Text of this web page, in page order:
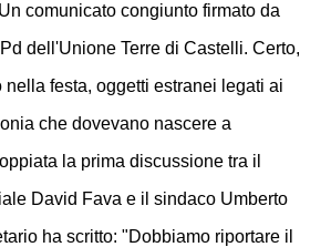
comunicato congiunto firmato da
dell'Unione Terre di Castelli. Certo,
nella festa, oggetti estranei legati ai
che dovevano nascere a
la prima discussione tra il
David Fava e il sindaco Umberto
ha scritto: "Dobbiamo riportare il